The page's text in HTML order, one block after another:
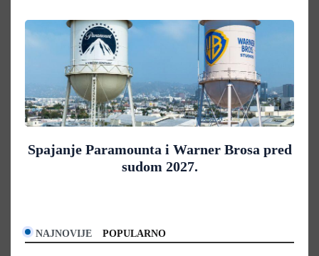
Spajanje Paramounta i Warner Brosa pred
sudom 2027.
NAJNOVIJE POPULARNO